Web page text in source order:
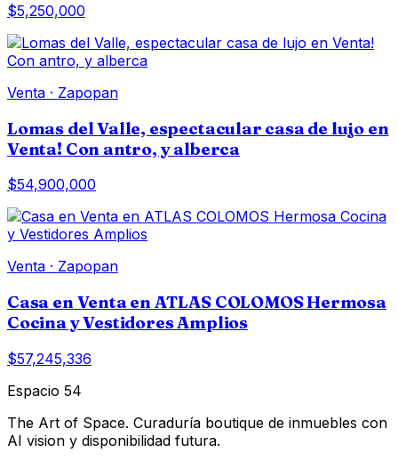
$5,250,000
Venta · Zapopan
Lomas del Valle, espectacular casa de lujo en
Venta! Con antro, y alberca
$54,900,000
Venta · Zapopan
Casa en Venta en ATLAS COLOMOS Hermosa
Cocina y Vestidores Amplios
$57,245,336
Espacio 54
The Art of Space. Curaduría boutique de inmuebles con
AI vision y disponibilidad futura.